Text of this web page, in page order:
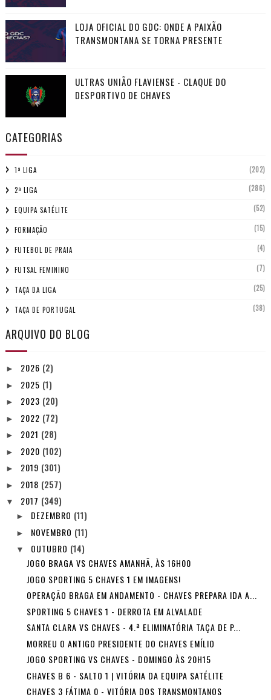
LOJA OFICIAL DO GDC: ONDE A PAIXÃO
TRANSMONTANA SE TORNA PRESENTE
ULTRAS UNIÃO FLAVIENSE - CLAQUE DO
DESPORTIVO DE CHAVES
CATEGORIAS
1ª LIGA (202)
2ª LIGA (286)
EQUIPA SATÉLITE (52)
FORMAÇÃO (15)
FUTEBOL DE PRAIA (4)
FUTSAL FEMININO (7)
TAÇA DA LIGA (25)
TAÇA DE PORTUGAL (38)
ARQUIVO DO BLOG
► 2026 (2)
► 2025 (1)
► 2023 (20)
► 2022 (72)
► 2021 (28)
► 2020 (102)
► 2019 (301)
► 2018 (257)
▼ 2017 (349)
► DEZEMBRO (11)
► NOVEMBRO (11)
▼ OUTUBRO (14)
JOGO BRAGA VS CHAVES AMANHÃ, ÀS 16H00
JOGO SPORTING 5 CHAVES 1 EM IMAGENS!
OPERAÇÃO BRAGA EM ANDAMENTO - CHAVES PREPARA IDA A...
SPORTING 5 CHAVES 1 - DERROTA EM ALVALADE
SANTA CLARA VS CHAVES - 4.ª ELIMINATÓRIA TAÇA DE P...
MORREU O ANTIGO PRESIDENTE DO CHAVES EMÍLIO
JOGO SPORTING VS CHAVES - DOMINGO ÀS 20H15
CHAVES B 6 - SALTO 1 | VITÓRIA DA EQUIPA SATÉLITE
CHAVES 3 FÁTIMA 0 - VITÓRIA DOS TRANSMONTANOS